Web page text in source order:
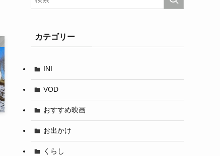
カテゴリー
INI
VOD
おすすめ映画
お出かけ
くらし